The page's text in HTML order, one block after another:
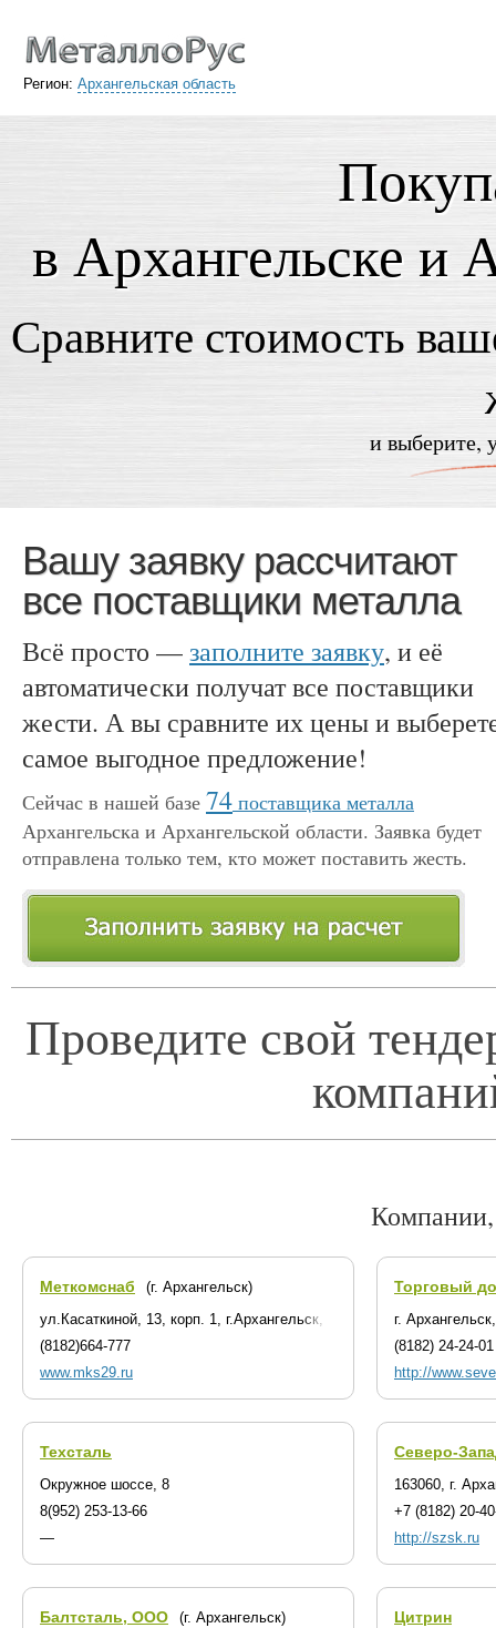
Регион: Архангельская область
в Архангельске и
Сравните стоимость
и выберите,
Вашу заявку рассчитают
все поставщики металла
Всё просто —заполните заявку, и её
автоматически получат все поставщики
жести. А вы сравните их цены и
самое выгодное предложение!
Сейчас в нашей базе 74 поставщика металла
Архангельска и Архангельской области. Заявка будет
отправлена только тем, кто может поставить жесть.
Проведите свой
Меткомснаб
(г. Архангельск)
ул.Касаткиной, 13, корп. 1, г.Архангельск, РФ, 163002
(8182)664-777
www.mks29.ru
Торговый
г.
(8182) 24-24-01
http://
Техсталь
Окружное шоссе, 8
8(952) 253-13-66
—
Северо-
163060, г.
+7 (8182) 20-
http://szsk.ru
Балтсталь, ООО
(г. Архангельск)
Цитрин